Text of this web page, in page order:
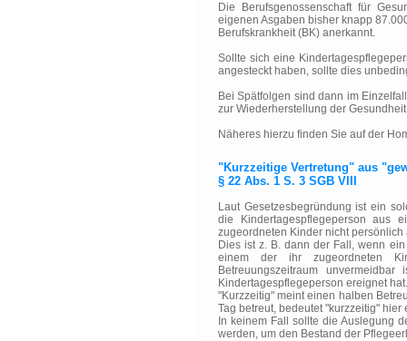
Die Berufsgenossenschaft für
eigenen Asgaben bisher knapp
Berufskrankheit (BK) anerkannt.
Sollte sich eine
angesteckt haben, sollte dies
Bei Spätfolgen sind dann im
zur Wiederherstellung der
Näheres hierzu finden Sie auf der
"Kurzzeitige Vertretung" aus
§ 22 Abs. 1 S. 3 SGB VIII
Laut Gesetzesbegründung ist ein
die Kindertagespflegeperson aus
zugeordneten Kinder nicht
Dies ist z. B. dann der Fall, wenn
einem der ihr zugeordneten
Betreuungszeitraum
Kindertagespflegeperson ereignet hat.
"Kurzzeitig" meint einen halben
Tag betreut, bedeutet "kurzzeitig"
In keinem Fall sollte die Auslegung
werden, um den Bestand der